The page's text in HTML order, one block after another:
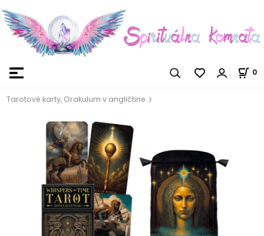
0
Tarotové karty, Orakulum v angličtine